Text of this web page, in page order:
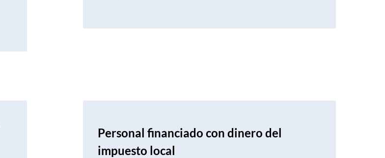
Personal financiado con dinero del
impuesto local